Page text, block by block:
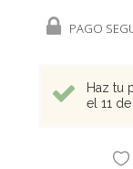
PAGO
Haz tu
el 11